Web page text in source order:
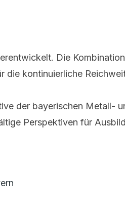
Die
die kontinuierliche
der bayerischen Metall-
Perspektiven für